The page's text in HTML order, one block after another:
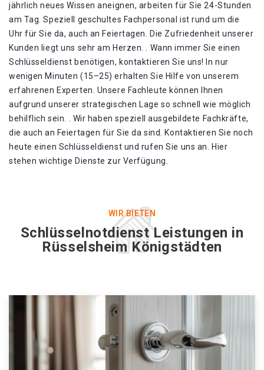
jährlich neues Wissen aneignen, arbeiten für Sie 24-Stunden
am Tag. Speziell geschultes Fachpersonal ist rund um die
Uhr für Sie da, auch an Feiertagen. Die Zufriedenheit unserer
Kunden liegt uns sehr am Herzen. . Wann immer Sie einen
Schlüsseldienst benötigen, kontaktieren Sie uns! In nur
wenigen Minuten (15–25) erhalten Sie Hilfe von unserem
erfahrenen Experten. Unsere Fachleute können Ihnen
aufgrund unserer strategischen Lage so schnell wie möglich
behilflich sein. . Wir haben speziell ausgebildete Fachkräfte,
die auch an Feiertagen für Sie da sind. Kontaktieren Sie noch
heute einen Schlüsseldienst und rufen Sie uns an. Hier
stehen wichtige Dienste zur Verfügung.
WIR BIETEN
Schlüsselnotdienst Leistungen in
Rüsselsheim Königstädten